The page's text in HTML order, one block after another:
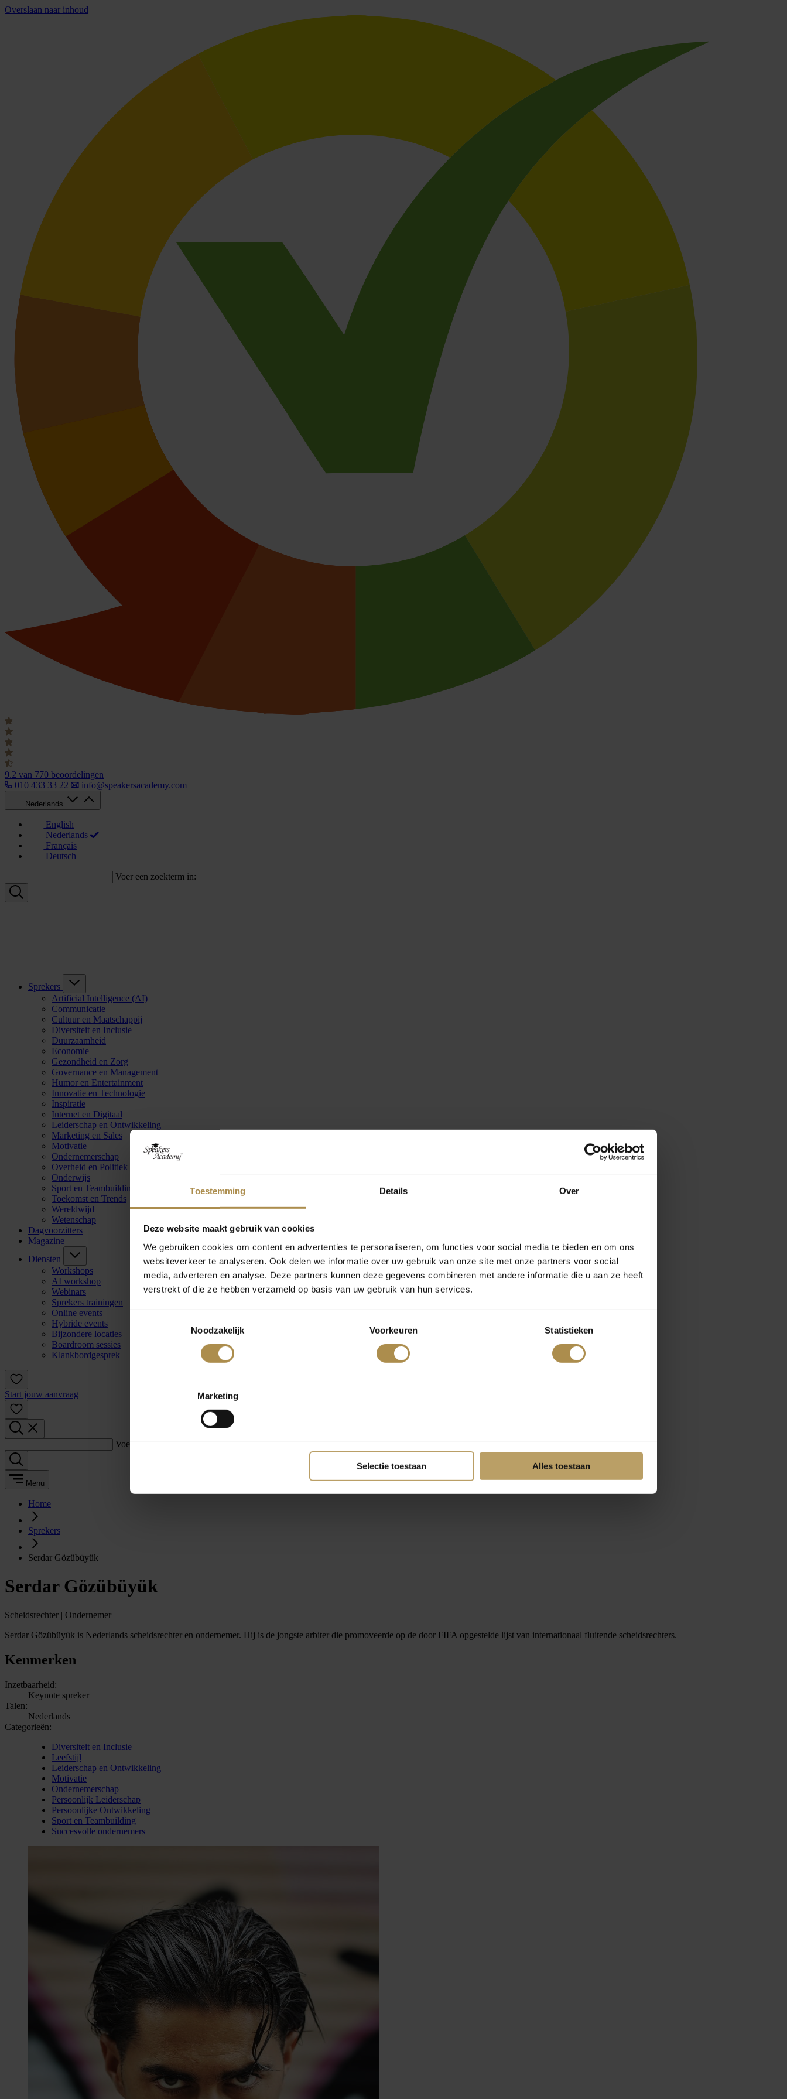
Toestemming Details Over
Deze website maakt gebruik van cookies
We gebruiken cookies om content en advertenties te personaliseren, om functies voor social media te bieden en om ons
websiteverkeer te analyseren. Ook delen we informatie over uw gebruik van onze site met onze partners voor social
media, adverteren en analyse. Deze partners kunnen deze gegevens combineren met andere informatie die u aan ze heeft
verstrekt of die ze hebben verzameld op basis van uw gebruik van hun services.
Noodzakelijk
Voorkeuren Statistieken
Marketing
Selectie toestaan Alles toestaan
Overslaan naar inhoud
9.2 van 770 beoordelingen
010 433 33 22
info@speakersacademy.com
Nederlands
English
Nederlands
Français
Deutsch
Voer een zoekterm in:
Sprekers
Artificial Intelligence (AI)
Communicatie
Cultuur en Maatschappij
Diversiteit en Inclusie
Duurzaamheid
Economie
Gezondheid en Zorg
Governance en Management
Humor en Entertainment
Innovatie en Technologie
Inspiratie
Internet en Digitaal
Leiderschap en Ontwikkeling
Marketing en Sales
Motivatie
Ondernemerschap
Overheid en Politiek
Onderwijs
Sport en Teambuilding
Toekomst en Trends
Wereldwijd
Wetenschap
Dagvoorzitters
Magazine
Diensten
Workshops
AI workshop
Webinars
Sprekers trainingen
Online events
Hybride events
Bijzondere locaties
Boardroom sessies
Klankbordgesprek
Start jouw aanvraag
Voer een zoekterm in:
Menu
Home
Sprekers
Serdar Gözübüyük
Serdar Gözübüyük
Scheidsrechter | Ondernemer
Serdar Gözübüyük is Nederlands scheidsrechter en ondernemer. Hij is de jongste arbiter die promoveerde op de door FIFA opgestelde lijst van internationaal fluitende scheidsrechters.
Kenmerken
Inzetbaarheid:
Keynote spreker
Talen:
Nederlands
Categorieën:
Diversiteit en Inclusie
Leefstijl
Leiderschap en Ontwikkeling
Motivatie
Ondernemerschap
Persoonlijk Leiderschap
Persoonlijke Ontwikkeling
Sport en Teambuilding
Succesvolle ondernemers